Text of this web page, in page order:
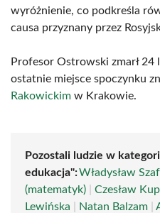
wyróżnienie, co podkreśla
causa przyznany przez
Profesor Ostrowski zmarł
ostatnie miejsce spoczynku
Rakowickim w Krakowie.
Pozostali ludzie w
edukacja":Władysław
(matematyk)
Czesław
Lewińska
Natan Balzam